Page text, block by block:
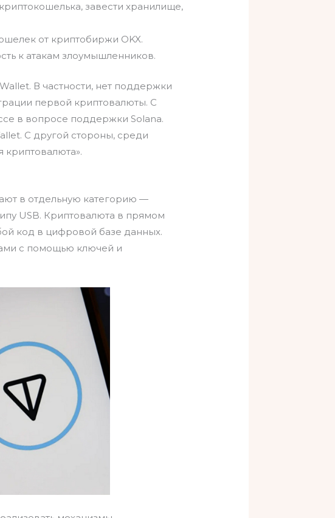
завести хранилище,
от криптобиржи OKX.
к атакам злоумышленников.
В частности, нет поддержки
первой криптовалюты. С
в вопросе поддержки Solana.
С другой стороны, среди
в отдельную категорию —
USB. Криптовалюта в прямом
код в цифровой базе данных.
с помощью ключей и